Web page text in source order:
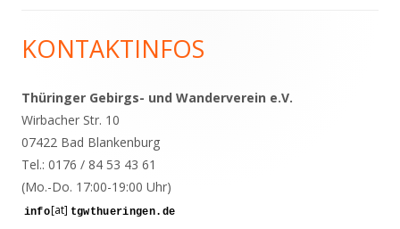
Haupt-
Seitenleiste
KONTAKTINFOS
Thüringer Gebirgs- und Wanderverein e.V.
Wirbacher Str. 10
07422 Bad Blankenburg
Tel.: 0176 / 84 53 43 61
(Mo.-Do. 17:00-19:00 Uhr)
[at]